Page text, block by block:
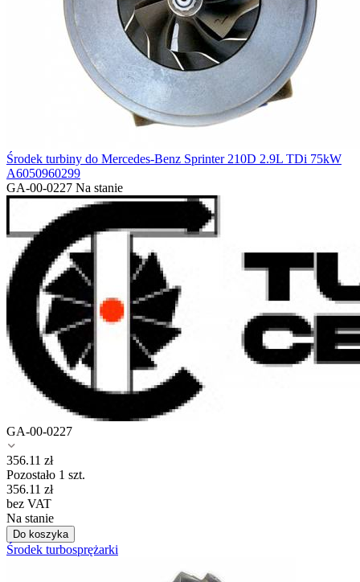
Środek turbiny do Mercedes-Benz Sprinter 210D 2.9L TDi 75kW
A6050960299
GA-00-0227 Na stanie
GA-00-0227
356.11 zł
Pozostało 1 szt.
356.11 zł
bez VAT
Na stanie
Do koszyka
Środek turbosprężarki